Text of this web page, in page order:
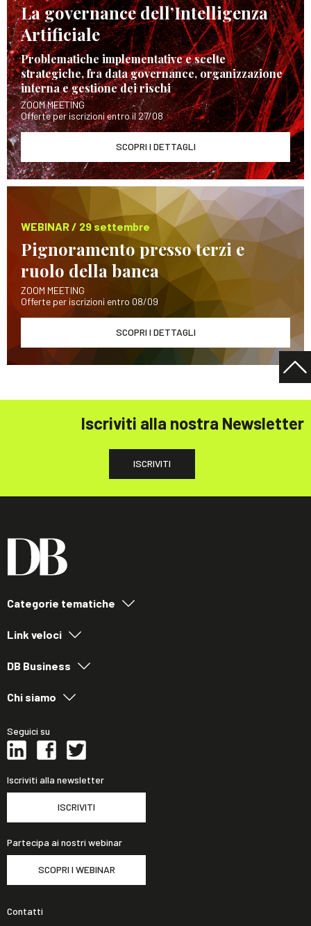
La governance dell’Intelligenza
Artificiale
Problematiche implementative e scelte
strategiche, fra data governance, organizzazione
interna e gestione dei rischi
ZOOM MEETING
Offerte per iscrizioni entro il 27/08
SCOPRI I DETTAGLI
WEBINAR / 29 settembre
Pignoramento presso terzi e
ruolo della banca
ZOOM MEETING
Offerte per iscrizioni entro 08/09
SCOPRI I DETTAGLI
Iscriviti alla nostra Newsletter
ISCRIVITI
Categorie tematiche
Link veloci
DB Business
Chi siamo
Seguici su
Iscriviti alla newsletter
ISCRIVITI
Partecipa ai nostri webinar
SCOPRI I WEBINAR
Contatti